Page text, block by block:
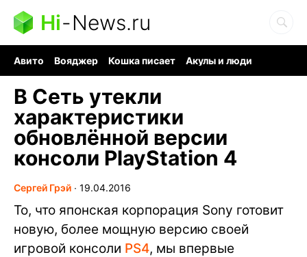
Hi-News.ru
Авито Вояджер Кошка писает
Акулы и люди
В Сеть утекли
характеристики
обновлённой версии
консоли PlayStation 4
Сергей Грэй ∙ 19.04.2016
То, что японская корпорация Sony готовит
новую, более мощную версию своей
игровой консоли PS4, мы впервые